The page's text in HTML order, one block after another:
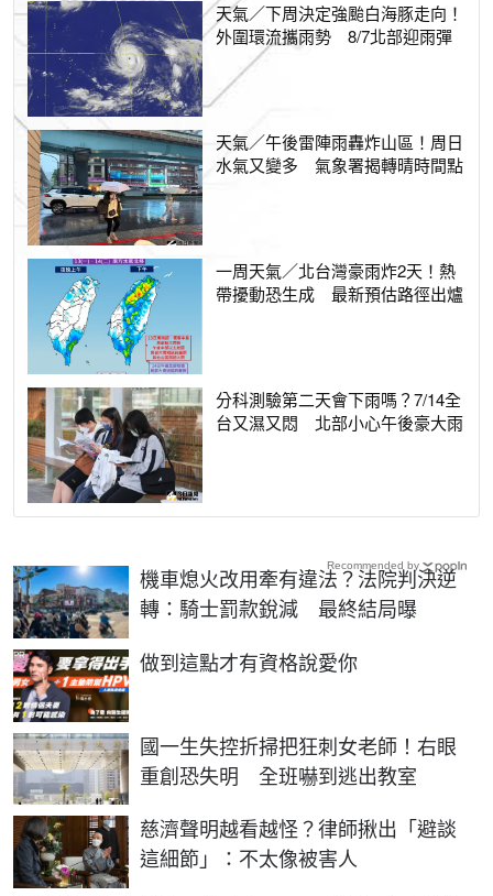
天氣／下周決定強颱白海豚走向！
外圍環流攜雨勢 8/7北部迎雨彈
天氣／午後雷陣雨轟炸山區！周日
水氣又變多 氣象署揭轉晴時間點
一周天氣／北台灣豪雨炸2天！熱
帶擾動恐生成 最新預估路徑出爐
分科測驗第二天會下雨嗎？7/14全
台又濕又悶 北部小心午後豪大雨
機車熄火改用牽有違法？法院判決逆
轉：騎士罰款銳減 最終結局曝
做到這點才有資格說愛你
PR
國一生失控折掃把狂刺女老師！右眼
重創恐失明 全班嚇到逃出教室
慈濟聲明越看越怪？律師揪出「避談
這細節」：不太像被害人
Recommended by